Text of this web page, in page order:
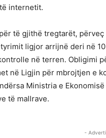
internetit.
të gjithë tregtarët,
ligjor arrijnë deri në
në terren. Obligimi
në Ligjin për mbrojtjen e
Ministria e
të mallrave.
-